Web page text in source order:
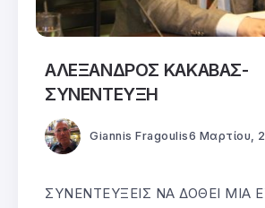
ΑΛΕΞΑΝΔΡΟΣ ΚΑΚΑΒΑΣ-
ΣΥΝΕΝΤΕΥΞΗ
Giannis Fragoulis6 Μαρτίου,
ΣΥΝΕΝΤΕΥΞΕΙΣ ΝΑ ΔΟΘΕΙ ΜΙΑ